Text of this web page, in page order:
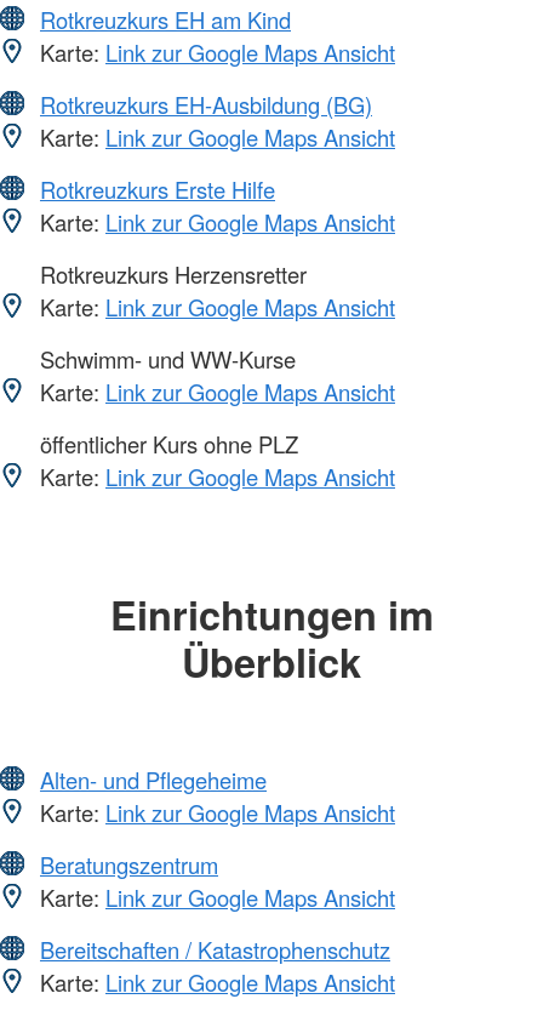
Rotkreuzkurs EH am Kind
Karte: Link zur Google Maps Ansicht
Rotkreuzkurs EH-Ausbildung (BG)
Karte: Link zur Google Maps Ansicht
Rotkreuzkurs Erste Hilfe
Karte: Link zur Google Maps Ansicht
Rotkreuzkurs Herzensretter
Karte: Link zur Google Maps Ansicht
Schwimm- und WW-Kurse
Karte: Link zur Google Maps Ansicht
öffentlicher Kurs ohne PLZ
Karte: Link zur Google Maps Ansicht
Einrichtungen im
Überblick
Alten- und Pflegeheime
Karte: Link zur Google Maps Ansicht
Beratungszentrum
Karte: Link zur Google Maps Ansicht
Bereitschaften / Katastrophenschutz
Karte: Link zur Google Maps Ansicht